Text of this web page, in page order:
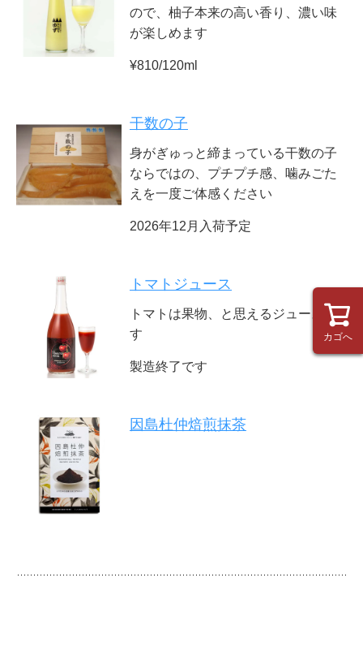
ので、柚子本来の高い香り、濃い味
が楽しめます
¥810/120ml
干数の子
身がぎゅっと締まっている干数の子
ならではの、プチプチ感、噛みごた
えを一度ご体感ください
2026年12月入荷予定
トマトジュース
トマトは果物、と思えるジュースで
す
製造終了です
因島杜仲焙煎抹茶
カゴへ